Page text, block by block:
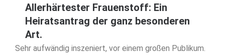
Allerhärtester Frauenstoff: Ein
Heiratsantrag der ganz besonderen
Art.
Sehr aufwändig inszeniert, vor einem großen Publikum.